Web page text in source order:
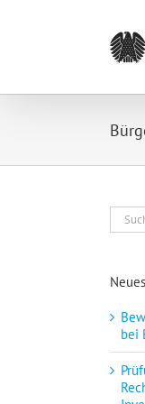
Suche
nach:
bei